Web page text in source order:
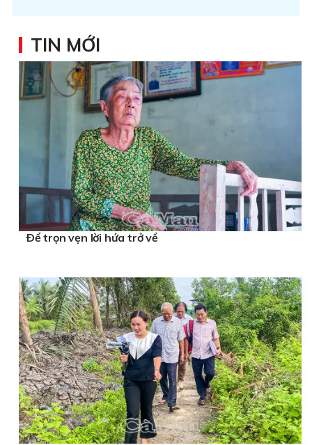
TIN MỚI
Ðể trọn vẹn lời hứa trở về